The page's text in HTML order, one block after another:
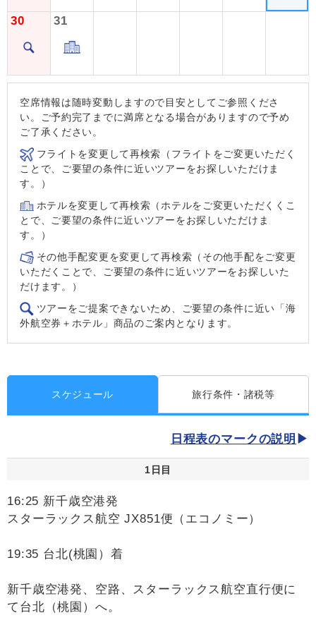
30 31
空席情報は随時変動しますので目安としてご参照くださ
い。ご予約完了までに満席となる場合がありますので予め
ご了承ください。
フライトを変更して再検索（フライトをご変更いただく
ことで、ご要望の条件に近いツアーをお探しいただけま
す。）
ホテルを変更して再検索（ホテルをご変更いただくくこ
とで、ご要望の条件に近いツアーをお探しいただけま
す。）
その他手配変更を変更して再検索（その他手配をご変更
いただくことで、ご要望の条件に近いツアーをお探しいた
だけます。）
ツアーをご提案できないため、ご要望の条件に近い「海
外航空券＋ホテル」商品のご案内となります。
スケジュール 旅行条件・諸税等
日程表のマークの説明
1日目
16:25 新千歳空港発
スターラックス航空 JX851便（エコノミー）
19:35 台北(桃園）着
新千歳空港発、空路、スターラックス航空直行便に
て台北（桃園）へ。